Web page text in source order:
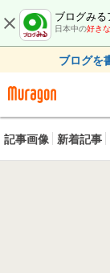
ブログみる
日本中の好き
ブログを
記事画像 新着記事